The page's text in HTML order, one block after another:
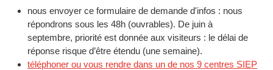
nous envoyer ce formulaire de demande d'infos : nous
répondrons sous les 48h (ouvrables). De juin à
septembre, priorité est donnée aux visiteurs : le délai de
réponse risque d’être étendu (une semaine).
téléphoner ou vous rendre dans un de nos 9 centres SIEP